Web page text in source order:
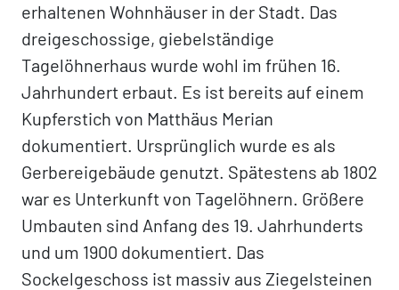
erhaltenen Wohnhäuser in der Stadt. Das
dreigeschossige, giebelständige
Tagelöhnerhaus wurde wohl im frühen 16.
Jahrhundert erbaut. Es ist bereits auf einem
Kupferstich von Matthäus Merian
dokumentiert. Ursprünglich wurde es als
Gerbereigebäude genutzt. Spätestens ab 1802
war es Unterkunft von Tagelöhnern. Größere
Umbauten sind Anfang des 19. Jahrhunderts
und um 1900 dokumentiert. Das
Sockelgeschoss ist massiv aus Ziegelsteinen